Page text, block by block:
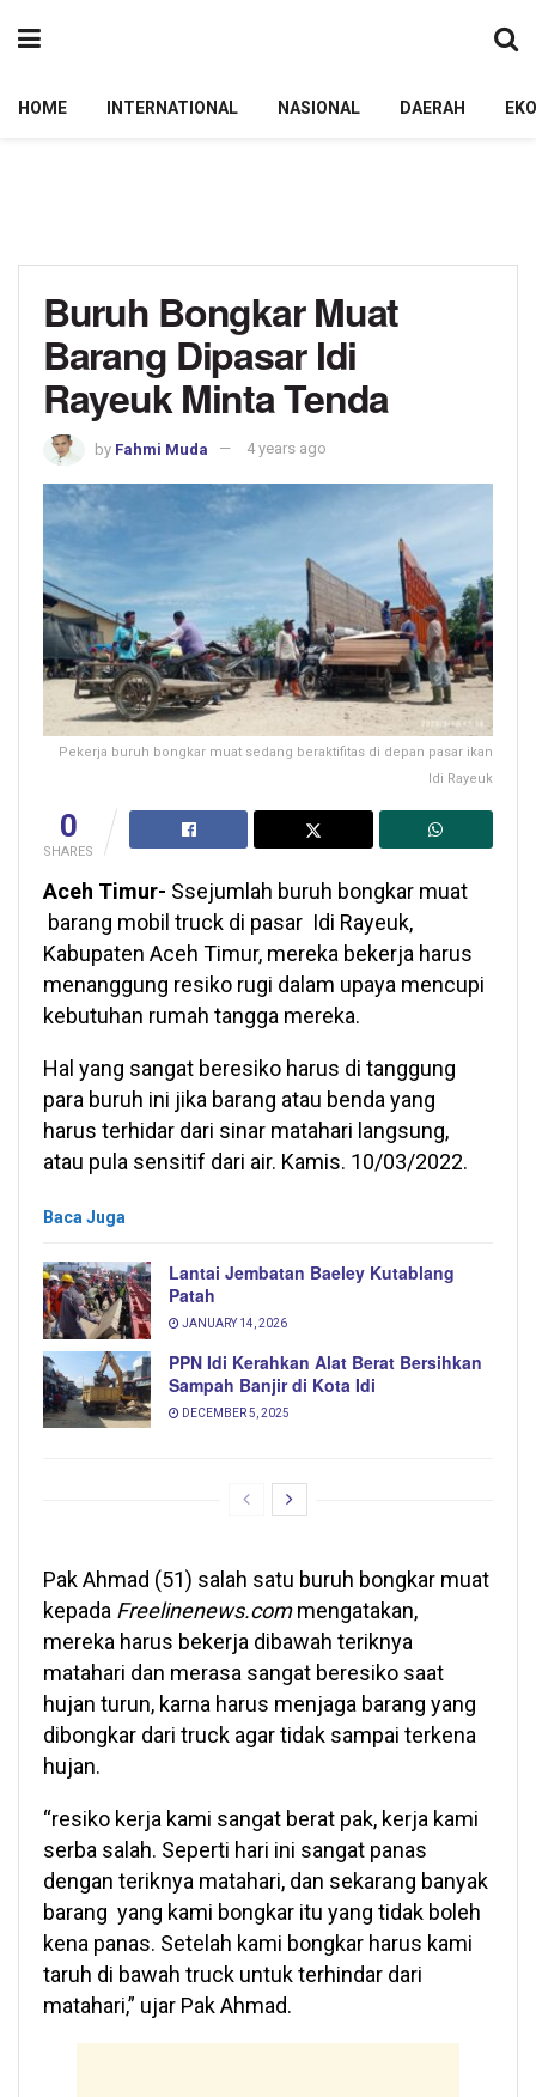
HOME INTERNATIONAL NASIONAL DAERAH
Buruh Bongkar Muat
Barang Dipasar Idi
Rayeuk Minta Tenda
by Fahmi Muda 4 years ago
Pekerja buruh bongkar muat sedang beraktifitas di depan pasar ikan
Idi Rayeuk
0
SHARES
Aceh Timur- Ssejumlah buruh bongkar muat
barang mobil truck di pasar Idi Rayeuk,
Kabupaten Aceh Timur, mereka bekerja harus
menanggung resiko rugi dalam upaya mencupi
kebutuhan rumah tangga mereka.
Hal yang sangat beresiko harus di tanggung
para buruh ini jika barang atau benda yang
harus terhidar dari sinar matahari langsung,
atau pula sensitif dari air. Kamis. 10/03/2022.
Baca Juga
Lantai Jembatan Baeley Kutablang
Patah
JANUARY 14, 2026
PPN Idi Kerahkan Alat Berat Bersihkan
Sampah Banjir di Kota Idi
DECEMBER 5, 2025
Pak Ahmad (51) salah satu buruh bongkar muat
kepada Freelinenews.commengatakan,
mereka harus bekerja dibawah teriknya
matahari dan merasa sangat beresiko saat
hujan turun, karna harus menjaga barang yang
dibongkar dari truck agar tidak sampai terkena
hujan.
“resiko kerja kami sangat berat pak, kerja kami
serba salah. Seperti hari ini sangat panas
dengan teriknya matahari, dan sekarang banyak
barang yang kami bongkar itu yang tidak boleh
kena panas. Setelah kami bongkar harus kami
taruh di bawah truck untuk terhindar dari
matahari,” ujar Pak Ahmad.